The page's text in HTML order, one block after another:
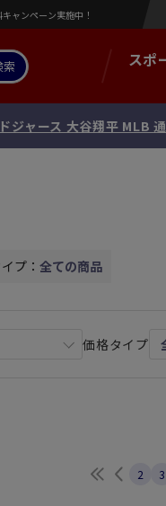
ャンペーン実施中！
索 スポ
島東洋カープ 斉藤優汰
プ： 全ての商品
価格タイプ
最初へ前へ
2 3